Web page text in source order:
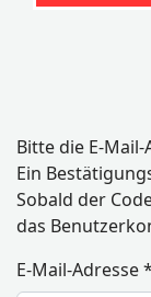
Bitte die E-
Ein
Sobald der
das
E-Mail-Adresse*